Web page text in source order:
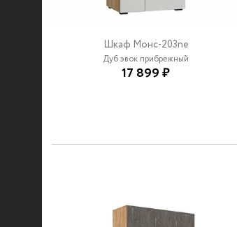
Шкаф Монс-203ne
Дуб эвок прибрежный
17 899 ₽